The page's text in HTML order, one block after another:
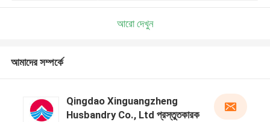
আরো দেখুন
আমাদের সম্পর্কে
Qingdao Xinguangzheng
Husbandry Co., Ltd প্রস্তুতকারক